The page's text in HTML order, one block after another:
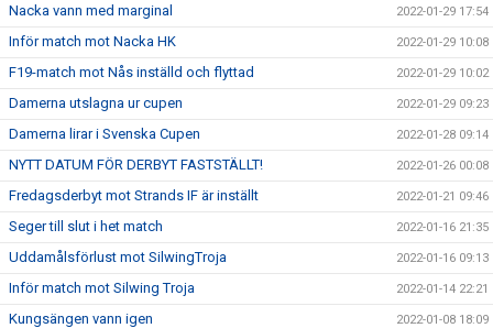
Nacka vann med marginal 2022-01-29 17:54
Inför match mot Nacka HK 2022-01-29 10:08
F19-match mot Nås inställd och flyttad 2022-01-29 10:02
Damerna utslagna ur cupen 2022-01-29 09:23
Damerna lirar i Svenska Cupen 2022-01-28 09:14
NYTT DATUM FÖR DERBYT FASTSTÄLLT! 2022-01-26 00:08
Fredagsderbyt mot Strands IF är inställt 2022-01-21 09:46
Seger till slut i het match 2022-01-16 21:35
Uddamålsförlust mot SilwingTroja 2022-01-16 09:13
Inför match mot Silwing Troja 2022-01-14 22:21
Kungsängen vann igen 2022-01-08 18:09